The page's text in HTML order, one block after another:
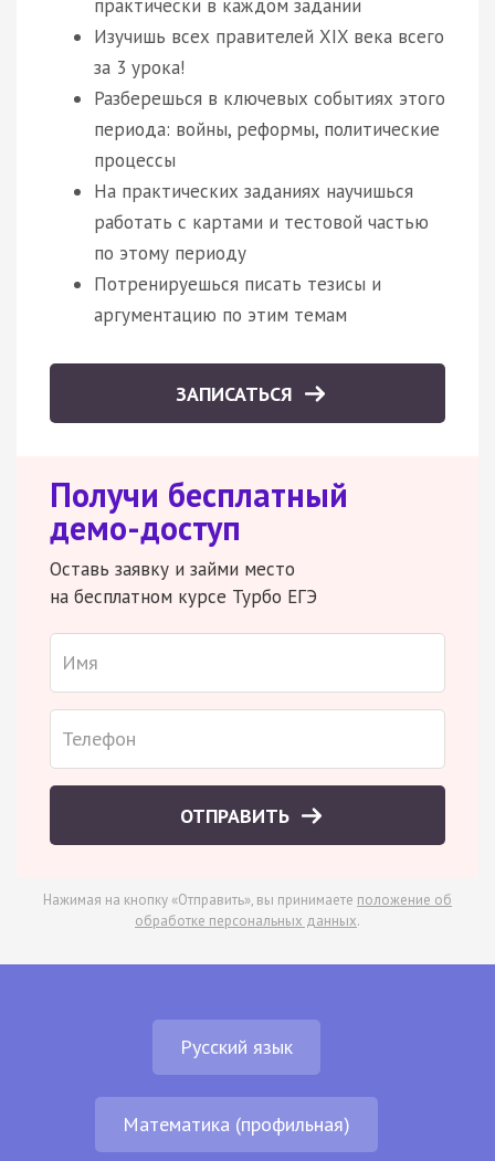
практически в каждом задании
Изучишь всех правителей XIX века всего
за 3 урока!
Разберешься в ключевых событиях этого
периода: войны, реформы, политические
процессы
На практических заданиях научишься
работать с картами и тестовой частью
по этому периоду
Потренируешься писать тезисы и
аргументацию по этим темам
ЗАПИСАТЬСЯ
Получи бесплатный
демо-доступ
Оставь заявку и займи место
на бесплатном курсе Турбо ЕГЭ
ОТПРАВИТЬ
Нажимая на кнопку «Отправить», вы принимаете положение об
обработке персональных данных.
Русский язык
Математика (профильная)